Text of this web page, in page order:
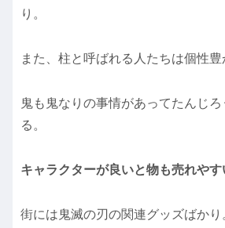
り。
また、柱と呼ばれる人たちは個性豊
鬼も鬼なりの事情があってたんじ
る。
キャラクターが良いと物も売れやす
街には鬼滅の刃の関連グッズばか